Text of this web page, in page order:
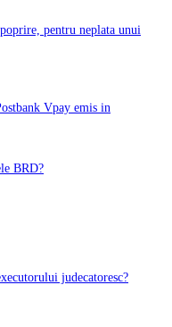
pentru neplata unui
Vpay emis in
BRD?
judecatoresc?